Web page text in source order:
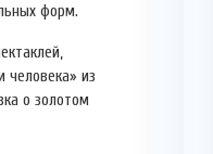
форм.
человека» из
о золотом